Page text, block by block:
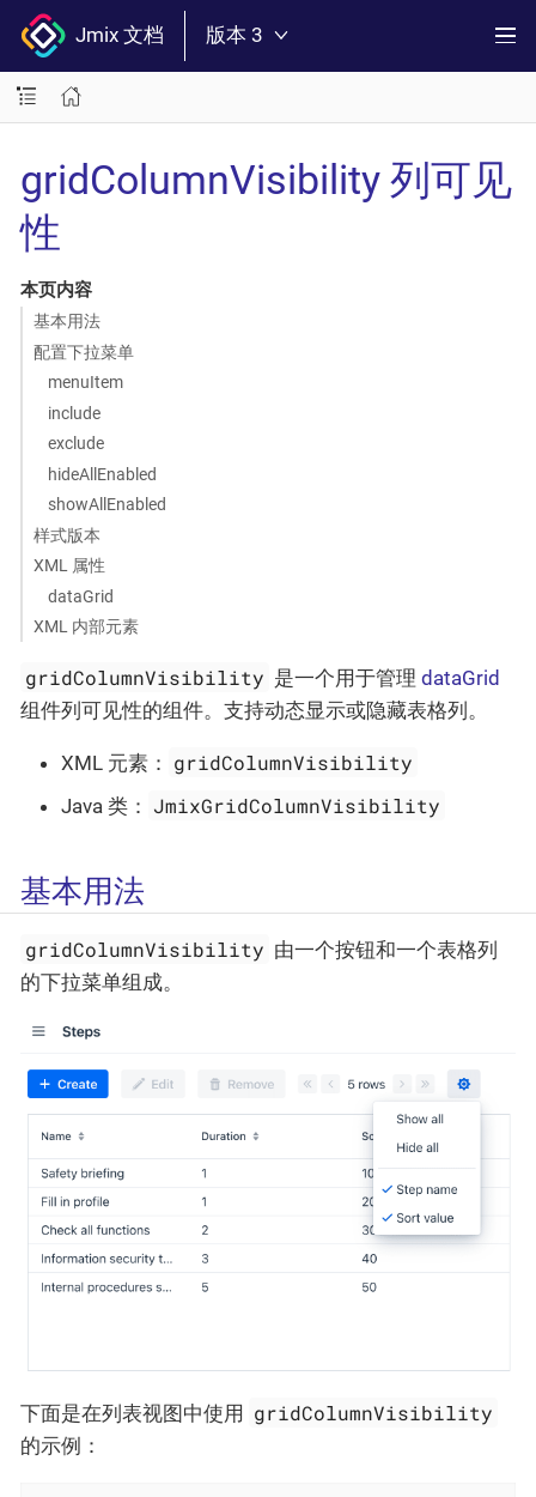
Jmix 文档 版本 3
gridColumnVisibility 列可见
性
本页内容
基本用法
配置下拉菜单
menuItem
include
exclude
hideAllEnabled
showAllEnabled
样式版本
XML 属性
dataGrid
XML 内部元素
gridColumnVisibility 是一个用于管理dataGrid
组件列可见性的组件。支持动态显示或隐藏表格列。
XML 元素： gridColumnVisibility
Java 类： JmixGridColumnVisibility
基本用法
gridColumnVisibility 由一个按钮和一个表格列
的下拉菜单组成。
下面是在列表视图中使用 gridColumnVisibility
的示例：